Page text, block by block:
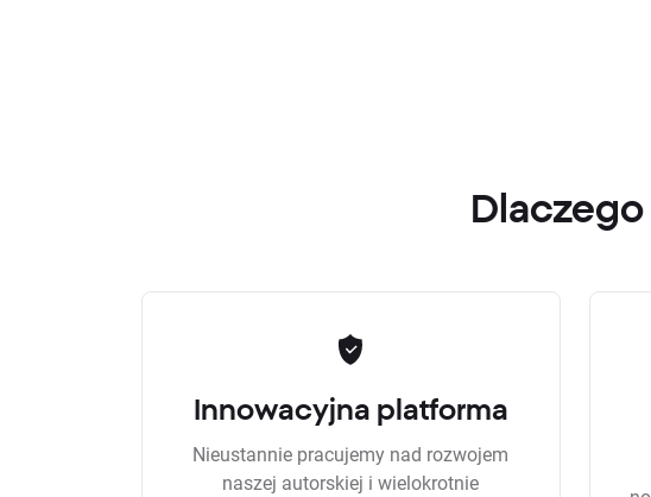
Innowacyjna platforma
Nieustannie pracujemy nad rozwojem
naszej autorskiej i wielokrotnie